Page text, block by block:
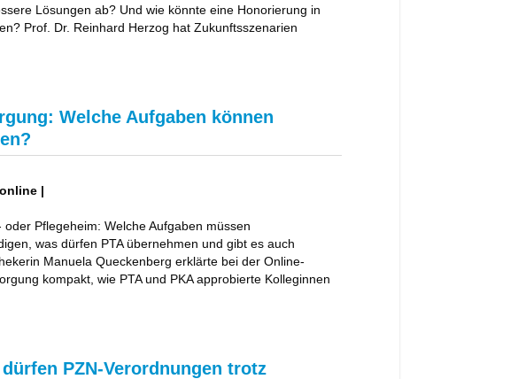
Lösungen ab? Und wie könnte eine Honorierung in
Prof. Dr. Reinhard Herzog hat Zukunftsszenarien
Welche Aufgaben können
|
Pflegeheim: Welche Aufgaben müssen
was dürfen PTA übernehmen und gibt es auch
Manuela Queckenberg erklärte bei der Online-
kompakt, wie PTA und PKA approbierte Kolleginnen
PZN-Verordnungen trotz